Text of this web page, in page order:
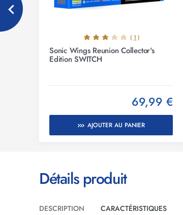
( 1 )
Sonic Wings Reunion Collector's
Edition SWITCH
69,99 €
AJOUTER AU PANIER
Détails produit
DESCRIPTION CARACTÉRISTIQUES